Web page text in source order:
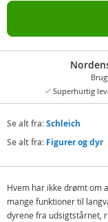
Superhurtig
Se alt fra:Schleich
Se alt fra: Figurer og dyr
Hvem har ikke drømt om
mange funktioner til
dyrene fra udsigtstårnet,